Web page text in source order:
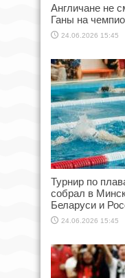
Англичане не
Ганы на
24.06.2026 15:45
Турнир по
собрал в
Беларуси и
24.06.2026 15:45